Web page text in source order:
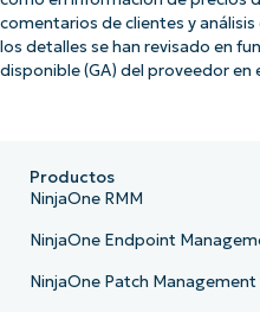
comentarios de clientes y
los detalles se han revisado en
disponible (GA) del proveedor en
Productos
NinjaOne RMM
NinjaOne Endpoint
NinjaOne Patch Management